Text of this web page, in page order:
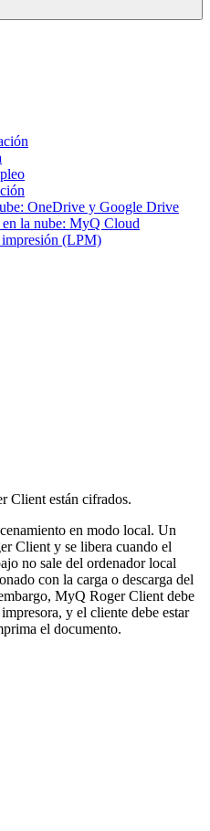
OneDrive y Google Drive
la nube: MyQ Cloud
(LPM)
Client están cifrados.
en modo local. Un
Client y se libera cuando el
no sale del ordenador local
con la carga o descarga del
MyQ Roger Client debe
y el cliente debe estar
el documento.